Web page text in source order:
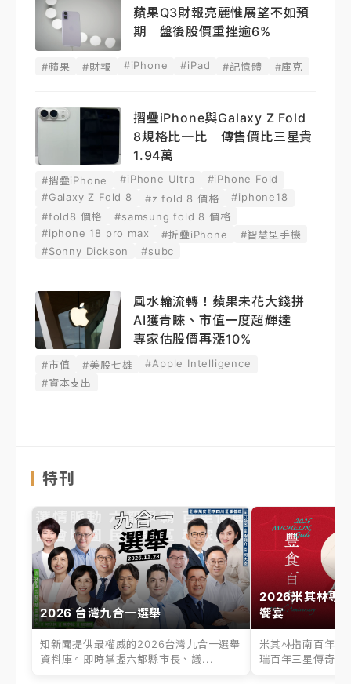
蘋果Q3財報亮麗惟展望不如預
期 盤後股價重挫逾6%
#蘋果 #財報 #iPhone #iPad #記憶體 #庫克
摺疊iPhone與Galaxy Z Fold
8規格比一比 傳售價比三星貴
1.94萬
#摺疊iPhone #iPhone Ultra
#iPhone Fold
#Galaxy Z Fold 8
#z fold 8 價格
#iphone18
#fold8 價格
#samsung fold 8 價格
#iphone 18 pro max
#折疊iPhone
#智慧型手機
#Sonny Dickson
#subc
風水輪流轉！蘋果未花大錢拼
AI獲青睞、市值一度超輝達
專家估股價再漲10%
#市值 #美股七雄
#Apple Intelligence
#資本支出
特刊
2026 台灣九合一選舉
知新聞提供最權威的2026台灣九合一選舉
資料庫。即時掌握六都縣市長、議...
2026米其林專
饗宴
米其林指南百年之
瑞百年三星傳奇、